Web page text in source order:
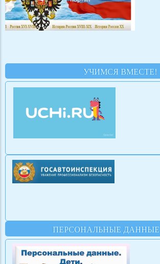
УЧИМСЯ ВМЕСТЕ!
ПЕРСОНАЛЬНЫЕ